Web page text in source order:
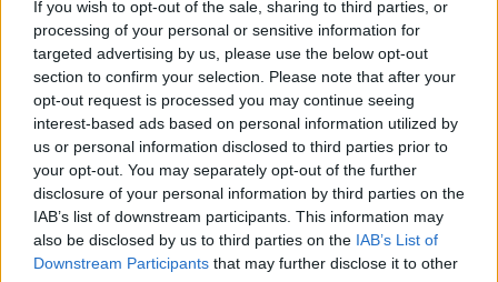
If you wish to opt-out of the sale, sharing to third parties, or
processing of your personal or sensitive information for
targeted advertising by us, please use the below opt-out
section to confirm your selection. Please note that after your
opt-out request is processed you may continue seeing
interest-based ads based on personal information utilized by
us or personal information disclosed to third parties prior to
your opt-out. You may separately opt-out of the further
disclosure of your personal information by third parties on the
IAB’s list of downstream participants. This information may
also be disclosed by us to third parties on the IAB’s List of
Downstream Participants that may further disclose it to other
OGGI CRONACA (IM)
Facebook